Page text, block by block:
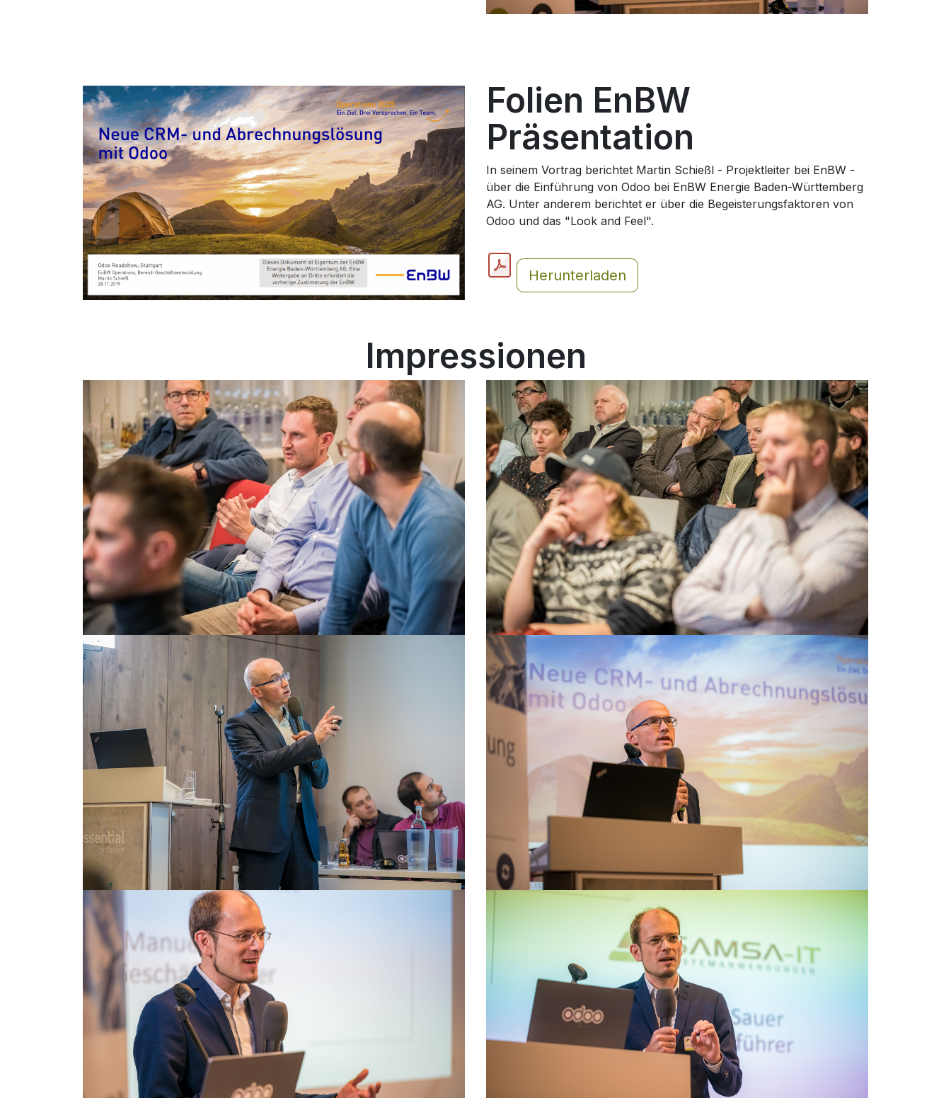
Folien EnBW
Präsentation
In seinem Vortrag berichtet Martin Schießl - Projektleiter bei EnBW -
über die Einführung von Odoo bei EnBW Energie Baden-Württemberg
AG. Unter anderem berichtet er über die Begeisterungsfaktoren von
Odoo und das "Look and Feel".
Herunterladen
Impressionen